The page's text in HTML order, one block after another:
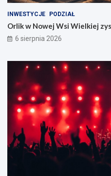
INWESTYCJE PODZIAŁ
Orlik w Nowej Wsi Wielkiej
6 sierpnia 2026